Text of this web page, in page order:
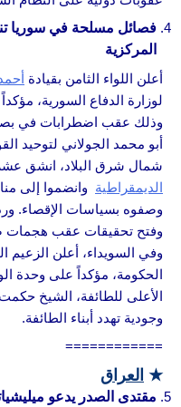
فصائل مسلحة في سوريا
المركزية
أعلن اللواء الثامن بقيادة
لوزارة الدفاع السورية،
وذلك عقب اضطرابات في
أبو محمد الجولاني لتوحيد
شمال شرق البلاد، انشق
الديمقراطية وانضموا إلى
وصفوه بسياسات الإقصاء.
وفتح تحقيقات عقب هجمات
وفي السويداء، أعلن الزعيم
الحكومة، مؤكداً على وحدة
الأعلى للطائفة، الشيخ
وجودية تهدد أبناء الطائفة.
============
★ العراق
مقتدى الصدر يدعو